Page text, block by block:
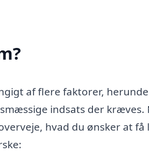
af flere faktorer,
indsats der kræves.
hvad du ønsker at få